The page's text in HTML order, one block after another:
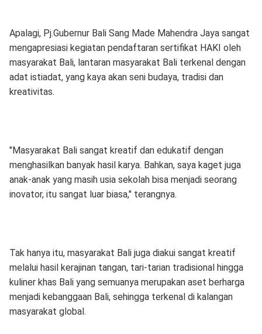
Apalagi, Pj.Gubernur Bali Sang Made Mahendra Jaya sangat
mengapresiasi kegiatan pendaftaran sertifikat HAKI oleh
masyarakat Bali, lantaran masyarakat Bali terkenal dengan
adat istiadat, yang kaya akan seni budaya, tradisi dan
kreativitas.
"Masyarakat Bali sangat kreatif dan edukatif dengan
menghasilkan banyak hasil karya. Bahkan, saya kaget juga
anak-anak yang masih usia sekolah bisa menjadi seorang
inovator, itu sangat luar biasa," terangnya.
Tak hanya itu, masyarakat Bali juga diakui sangat kreatif
melalui hasil kerajinan tangan, tari-tarian tradisional hingga
kuliner khas Bali yang semuanya merupakan aset berharga
menjadi kebanggaan Bali, sehingga terkenal di kalangan
masyarakat global.